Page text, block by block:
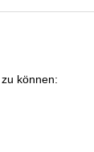
können: